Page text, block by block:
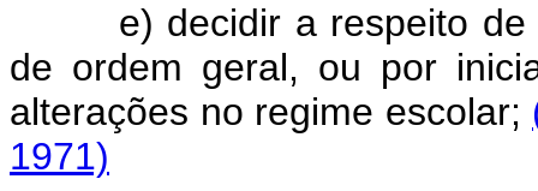
e) decidir a respeito de
de ordem geral, ou por
alterações no regime escolar;
1971)